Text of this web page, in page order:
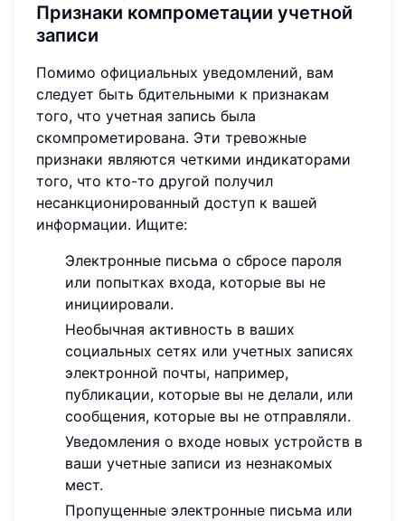
Признаки компрометации учетной
записи
Помимо официальных уведомлений, вам
следует быть бдительными к признакам
того, что учетная запись была
скомпрометирована. Эти тревожные
признаки являются четкими индикаторами
того, что кто-то другой получил
несанкционированный доступ к вашей
информации. Ищите:
Электронные письма о сбросе пароля
или попытках входа, которые вы не
инициировали.
Необычная активность в ваших
социальных сетях или учетных записях
электронной почты, например,
публикации, которые вы не делали, или
сообщения, которые вы не отправляли.
Уведомления о входе новых устройств в
ваши учетные записи из незнакомых
мест.
Пропущенные электронные письма или